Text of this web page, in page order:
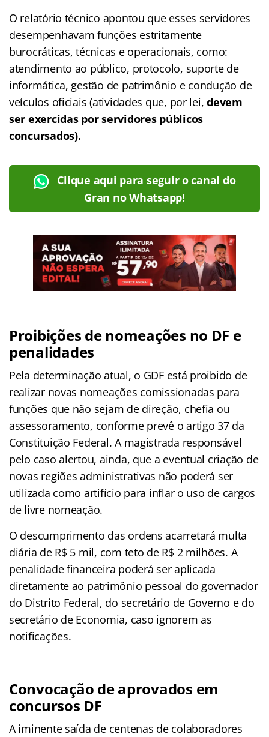
O relatório técnico apontou que esses servidores
desempenhavam funções estritamente
burocráticas, técnicas e operacionais, como:
atendimento ao público, protocolo, suporte de
informática, gestão de patrimônio e condução de
veículos oficiais (atividades que, por lei,devem
ser exercidas por servidores públicos
concursados).
Clique aqui para seguir o canal do
Gran no Whatsapp!
Proibições de nomeações no DF e
penalidades
Pela determinação atual, o GDF está proibido de
realizar novas nomeações comissionadas para
funções que não sejam de direção, chefia ou
assessoramento, conforme prevê o artigo 37 da
Constituição Federal. A magistrada responsável
pelo caso alertou, ainda, que a eventual criação de
novas regiões administrativas não poderá ser
utilizada como artifício para inflar o uso de cargos
de livre nomeação.
O descumprimento das ordens acarretará multa
diária de R$ 5 mil, com teto de R$ 2 milhões. A
penalidade financeira poderá ser aplicada
diretamente ao patrimônio pessoal do governador
do Distrito Federal, do secretário de Governo e do
secretário de Economia, caso ignorem as
notificações.
Convocação de aprovados em
concursos DF
A iminente saída de centenas de colaboradores